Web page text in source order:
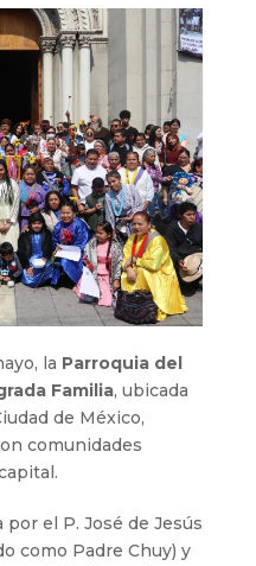
la Parroquia del
Familia, ubicada
de México,
comunidades
el P. José de Jesús
como Padre Chuy) y